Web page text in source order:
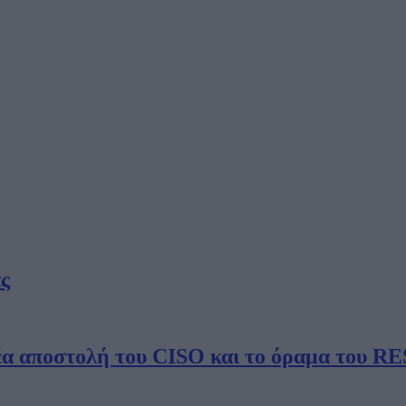
αποστολή του CISO και το όραμα του